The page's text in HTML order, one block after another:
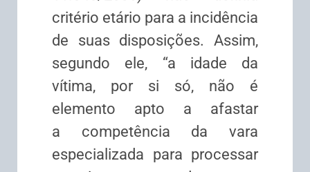
critério etário para a incidência
de suas disposições. Assim,
segundo ele, “a idade da
vítima, por si só, não é
elemento apto a afastar
a competência da vara
especializada para processar